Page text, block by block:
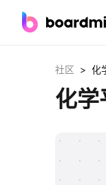
社区 > 化
化学